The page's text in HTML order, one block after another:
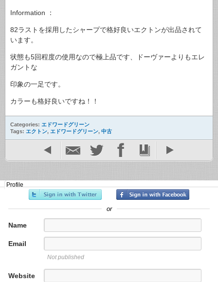
Information ：
82ラストを採用したシャープで格好良いエクトンが出品されて
います。
状態も5回程度の使用なので極上品です、ドーヴァーよりもエレ
ガントな
印象の一足です。
カラーも格好良いですね！！
Categories: エドワードグリーン
Tags: エクトン, エドワードグリーン, 中古
Profile
or
Name
Email
Not published
Website